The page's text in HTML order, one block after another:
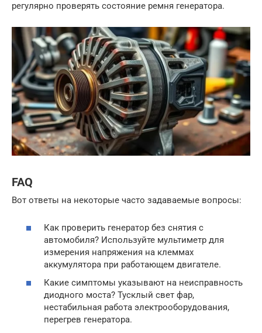
регулярно проверять состояние ремня генератора.
FAQ
Вот ответы на некоторые часто задаваемые вопросы:
Как проверить генератор без снятия с
автомобиля? Используйте мультиметр для
измерения напряжения на клеммах
аккумулятора при работающем двигателе.
Какие симптомы указывают на неисправность
диодного моста? Тусклый свет фар,
нестабильная работа электрооборудования,
перегрев генератора.